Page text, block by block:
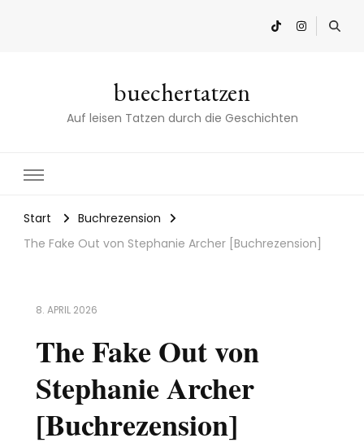
buechertatzen
Auf leisen Tatzen durch die Geschichten
Start
Buchrezension
The Fake Out von Stephanie Archer [Buchrezension]
8. APRIL 2026
The Fake Out von
Stephanie Archer
[Buchrezension]